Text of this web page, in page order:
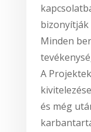
Minden
A
és még